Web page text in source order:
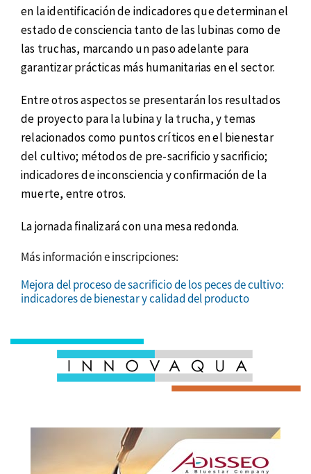
en la identificación de indicadores que determinan el
estado de consciencia tanto de las lubinas como de
las truchas, marcando un paso adelante para
garantizar prácticas más humanitarias en el sector.
Entre otros aspectos se presentarán los resultados
de proyecto para la lubina y la trucha, y temas
relacionados como puntos críticos en el bienestar
del cultivo; métodos de pre-sacrificio y sacrificio;
indicadores de inconsciencia y confirmación de la
muerte, entre otros.
La jornada finalizará con una mesa redonda.
Más información e inscripciones:
Mejora del proceso de sacrificio de los peces de cultivo:
indicadores de bienestar y calidad del producto